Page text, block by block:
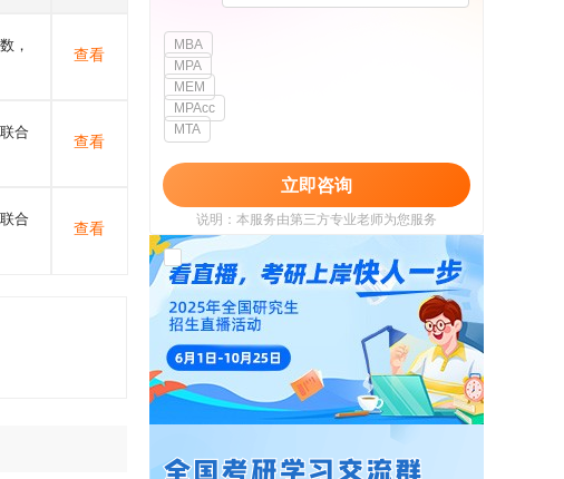
，
查看
合
查看
合
查看
MBA
MPA
MEM
MPAcc
MTA
立即咨询
说明：本服务由第三方专业老师为您服务
我已阅读并同意 《用户政策》
《用户服务
使用协议》